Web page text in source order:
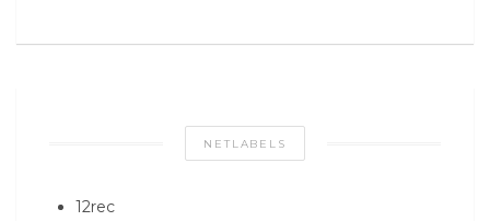
NETLABELS
12rec